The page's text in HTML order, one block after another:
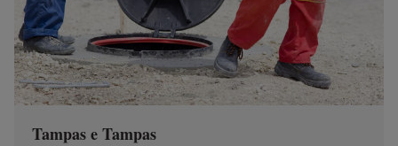
Tampas e Tampas